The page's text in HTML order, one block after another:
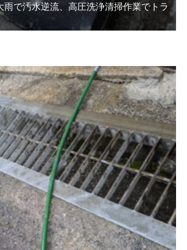
雨で汚水逆流、高圧洗浄清掃作業でトラ